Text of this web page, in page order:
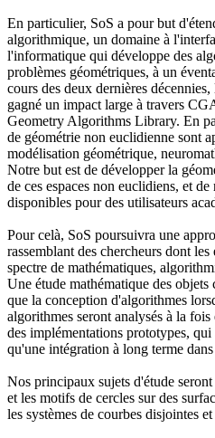
En particulier, SoS a pour but
algorithmique, un domaine à
l'informatique qui développe des
problèmes géométriques, à un
cours des deux dernières
gagné un impact large à travers
Geometry Algorithms Library. En
de géométrie non euclidienne sont
modélisation géométrique,
Notre but est de développer la
de ces espaces non euclidiens, et
disponibles pour des utilisateurs
Pour celà, SoS poursuivra une
rassemblant des chercheurs dont
spectre de mathématiques,
Une étude mathématique des objets
que la conception d'algorithmes
algorithmes seront analysés à la
des implémentations prototypes,
qu'une intégration à long terme
Nos principaux sujets d'étude
et les motifs de cercles sur des
les systèmes de courbes disjointes